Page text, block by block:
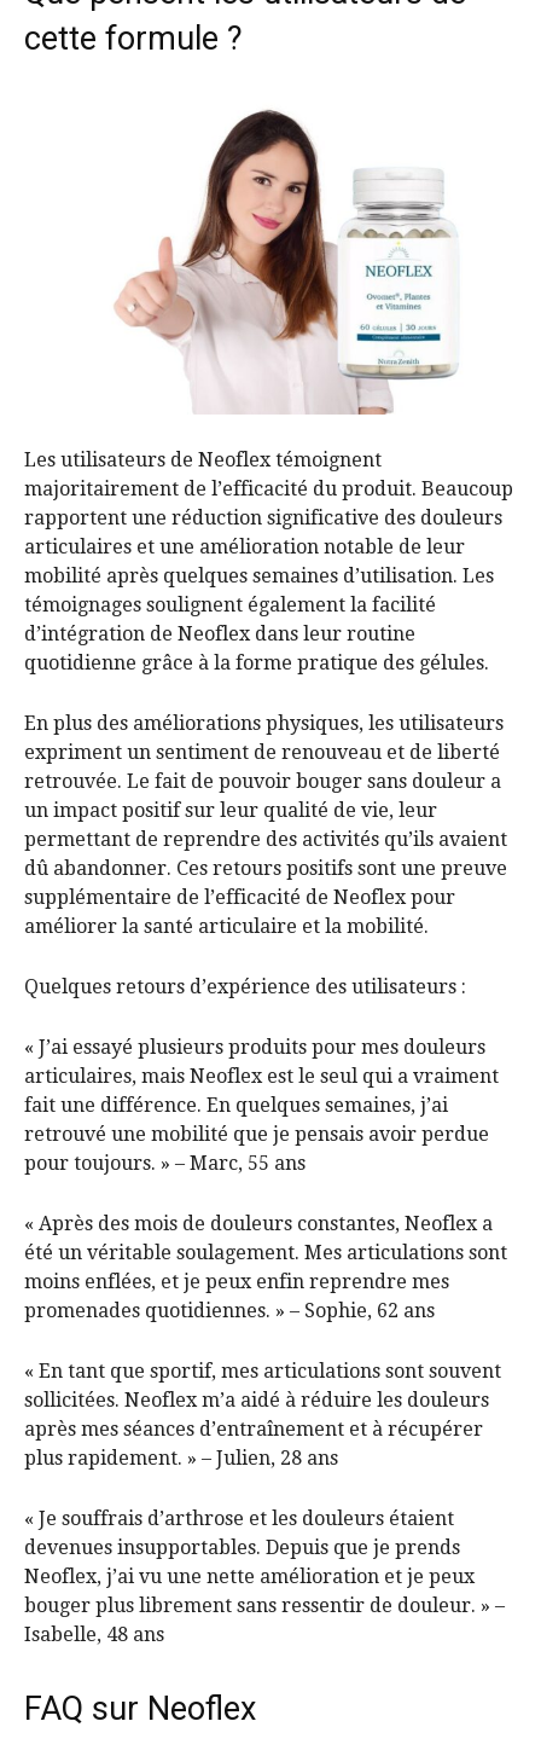
cette formule ?
Les utilisateurs de Neoflex témoignent
majoritairement de l’efficacité du produit. Beaucoup
rapportent une réduction significative des douleurs
articulaires et une amélioration notable de leur
mobilité après quelques semaines d’utilisation. Les
témoignages soulignent également la facilité
d’intégration de Neoflex dans leur routine
quotidienne grâce à la forme pratique des gélules.
En plus des améliorations physiques, les utilisateurs
expriment un sentiment de renouveau et de liberté
retrouvée. Le fait de pouvoir bouger sans douleur a
un impact positif sur leur qualité de vie, leur
permettant de reprendre des activités qu’ils avaient
dû abandonner. Ces retours positifs sont une preuve
supplémentaire de l’efficacité de Neoflex pour
améliorer la santé articulaire et la mobilité.
Quelques retours d’expérience des utilisateurs :
« J’ai essayé plusieurs produits pour mes douleurs
articulaires, mais Neoflex est le seul qui a vraiment
fait une différence. En quelques semaines, j’ai
retrouvé une mobilité que je pensais avoir perdue
pour toujours. » – Marc, 55 ans
« Après des mois de douleurs constantes, Neoflex a
été un véritable soulagement. Mes articulations sont
moins enflées, et je peux enfin reprendre mes
promenades quotidiennes. » – Sophie, 62 ans
« En tant que sportif, mes articulations sont souvent
sollicitées. Neoflex m’a aidé à réduire les douleurs
après mes séances d’entraînement et à récupérer
plus rapidement. » – Julien, 28 ans
« Je souffrais d’arthrose et les douleurs étaient
devenues insupportables. Depuis que je prends
Neoflex, j’ai vu une nette amélioration et je peux
bouger plus librement sans ressentir de douleur. » –
Isabelle, 48 ans
FAQ sur Neoflex